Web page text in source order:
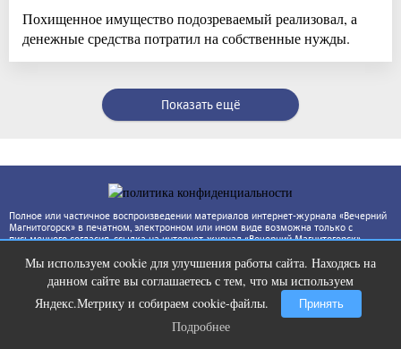
Похищенное имущество подозреваемый реализовал, а
денежные средства потратил на собственные нужды.
Показать ещё
Полное или частичное воспроизведении материалов интернет-журнала «Вечерний
Магнитогорск» в печатном, электронном или ином виде возможна только с
письменного согласия, ссылка на интернет-журнал «Вечерний Магнитогорск»
ответственность несут авторы публикаций и рекламодатели. Редакция может не
разделять точку зрения автора.
Мы используем cookie для улучшения работы сайта. Находясь на
данном сайте вы соглашаетесь с тем, что мы используем
Яндекс.Метрику и собираем cookie-файлы.
Принять
Подробнее
Ржу не переставая, это видео
пересмотришь не раз
Подробнее